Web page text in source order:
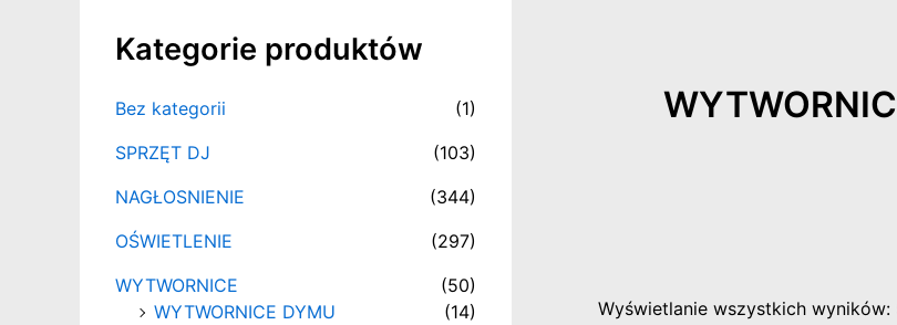
Kategorie produktów
Bez kategorii
(1)
SPRZĘT DJ
(103)
NAGŁOSNIENIE
(344)
OŚWIETLENIE
(297)
WYTWORNICE
(50)
WYTWORNICE DYMU
(14)
Wyświetlanie wszystkich wyników: